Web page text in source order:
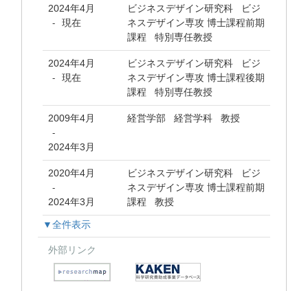
2024年4月
- 現在
ビジネスデザイン研究科 ビジ
ネスデザイン専攻 博士課程前期
課程 特別専任教授
2024年4月
- 現在
ビジネスデザイン研究科 ビジ
ネスデザイン専攻 博士課程後期
課程 特別専任教授
2009年4月
-
2024年3月
経営学部 経営学科 教授
2020年4月
-
2024年3月
ビジネスデザイン研究科 ビジ
ネスデザイン専攻 博士課程前期
課程 教授
▼全件表示
外部リンク